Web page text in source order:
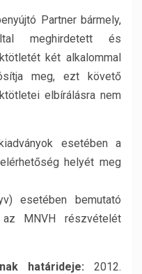
Partner bármely,
meghirdetett és
két alkalommal
meg, ezt követő
elbírálásra nem
esetében a
helyét meg
esetében bemutató
MNVH részvételét
határideje: 2012.